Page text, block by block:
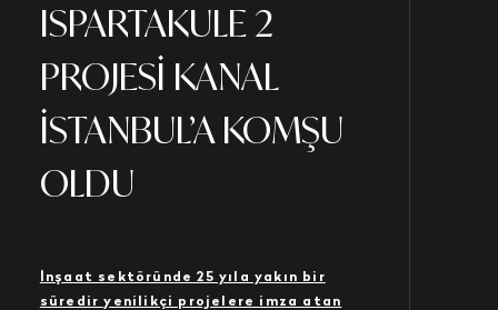
ISPARTAKULE 2
PROJESİ KANAL
İSTANBUL’A KOMŞU
OLDU
İnşaat sektöründe 25 yıla yakın bir
süredir yenilikçi projelere imza atan